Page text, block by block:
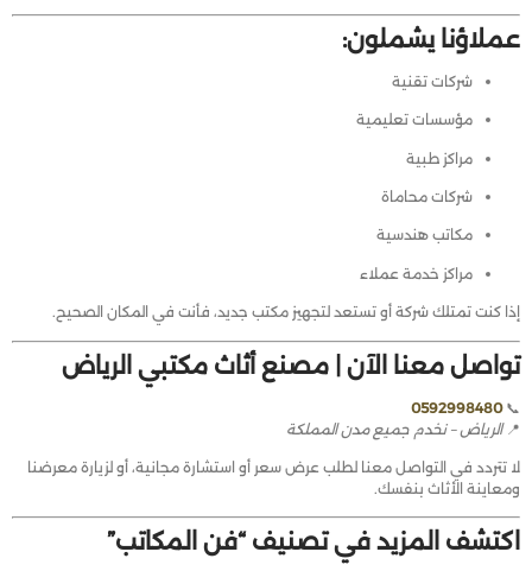
عملاؤنا يشملون:
شركات تقنية
مؤسسات تعليمية
مراكز طبية
شركات محاماة
مكاتب هندسية
مراكز خدمة عملاء
إذا كنت تمتلك شركة أو تستعد لتجهيز مكتب جديد، فأنت في المكان الصحيح.
تواصل معنا الآن | مصنع أثاث مكتبي الرياض
📞
0592998480
📍الرياض – نخدم جميع مدن المملكة
لا تتردد في التواصل معنا لطلب عرض سعر أو استشارة مجانية، أو لزيارة معرضنا
ومعاينة الأثاث بنفسك.
اكتشف المزيد في تصنيف “فن المكاتب”